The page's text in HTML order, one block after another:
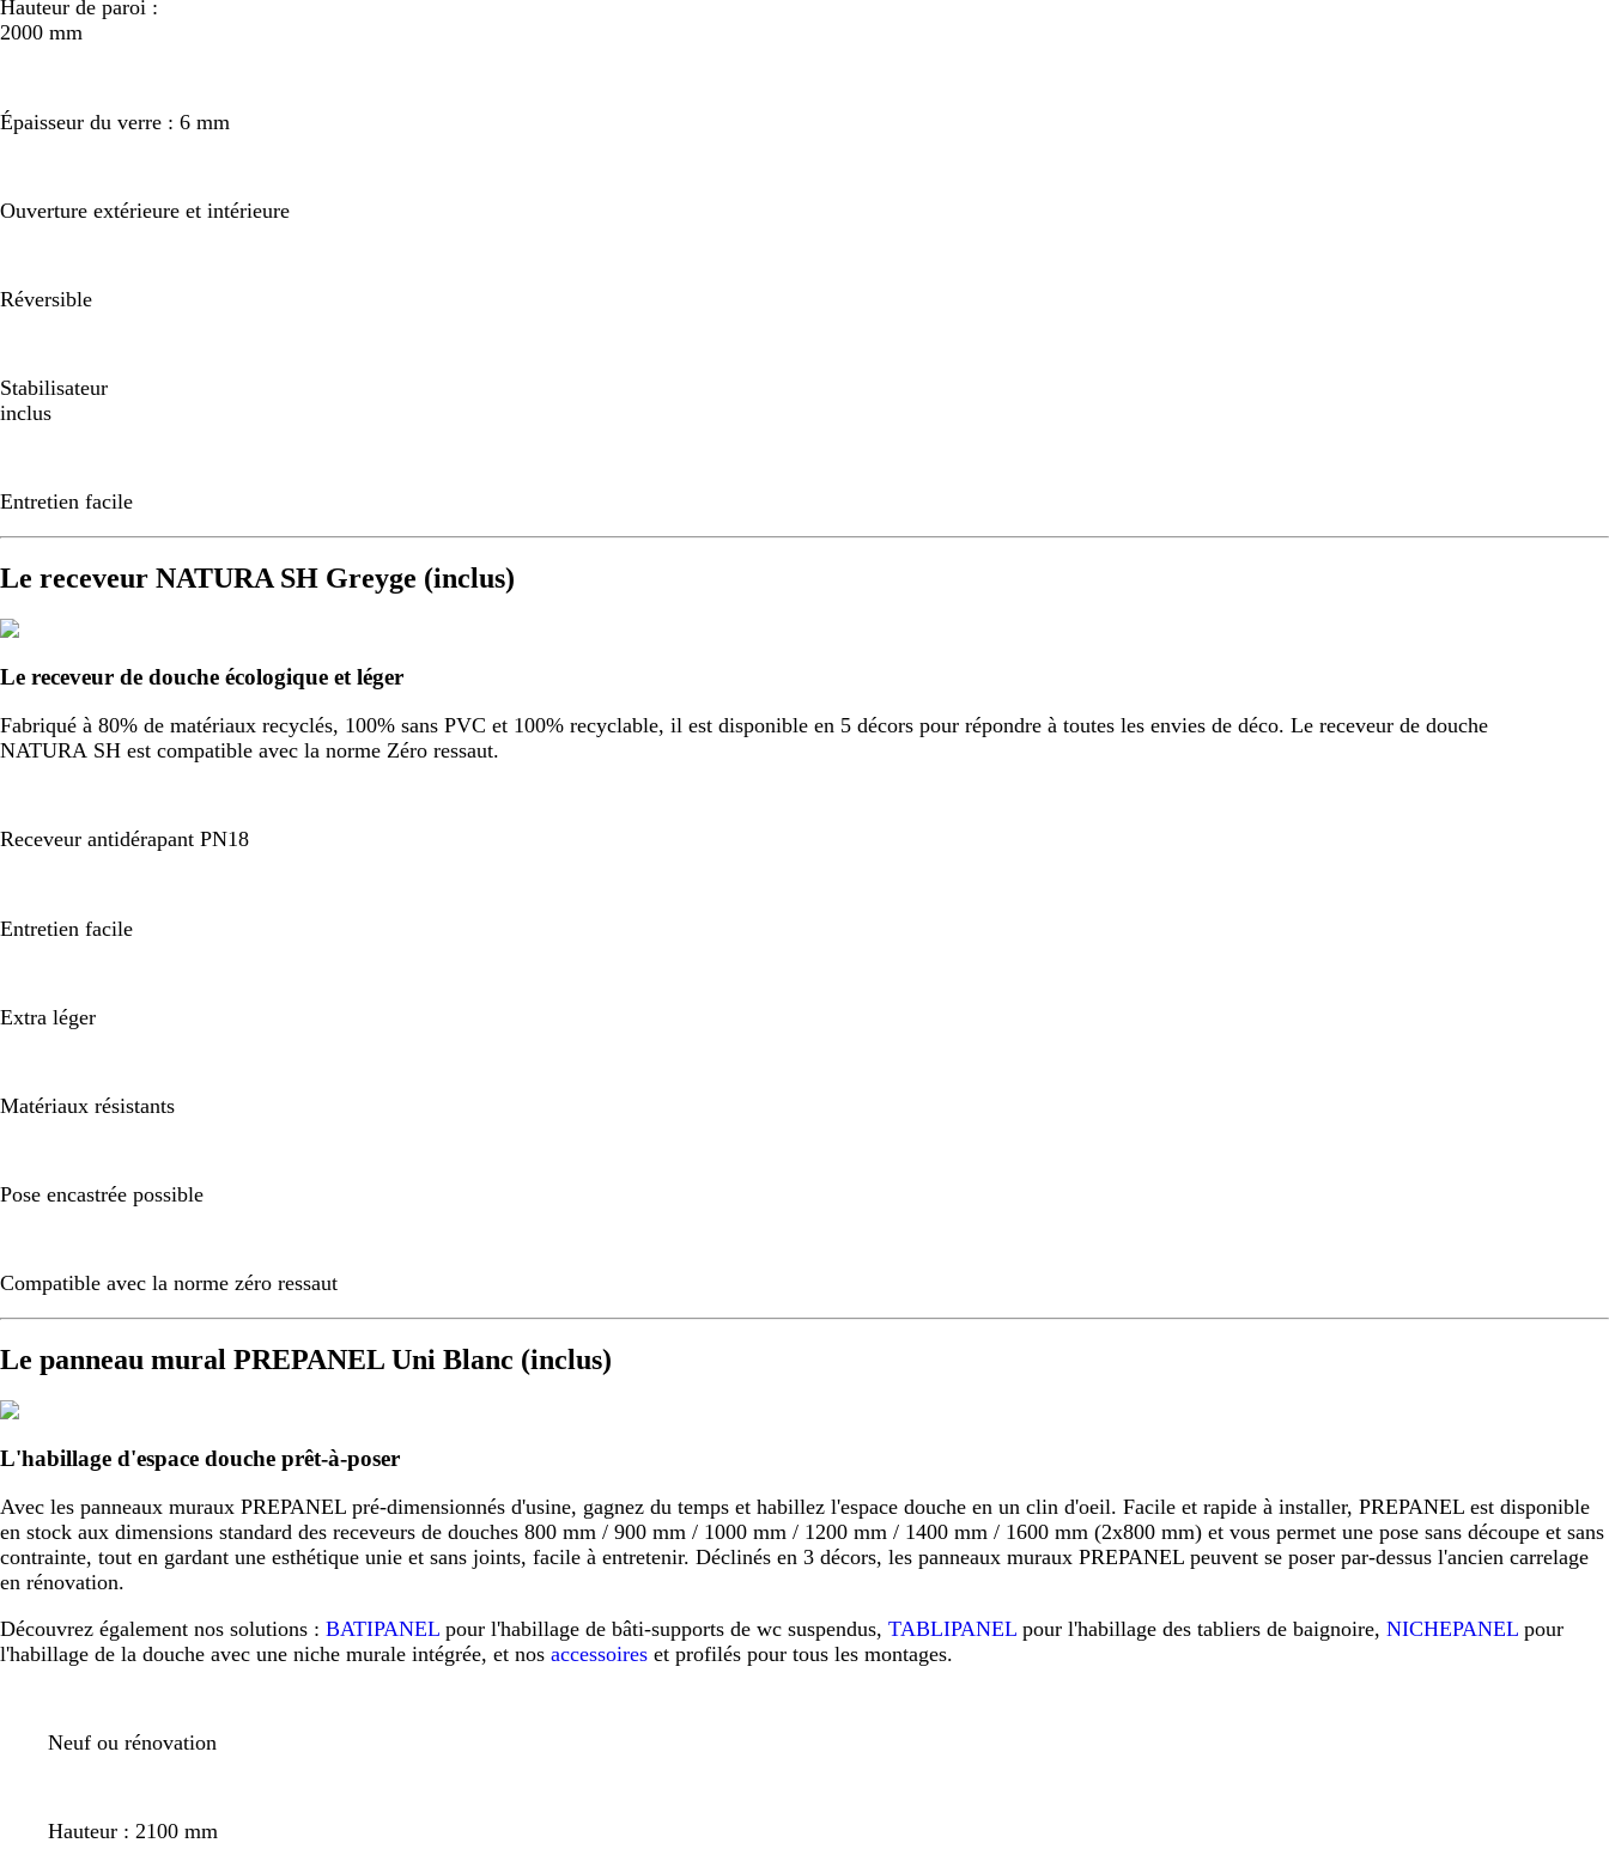
Hauteur de paroi :
2000 mm
Épaisseur du verre : 6 mm
Ouverture extérieure et intérieure
Réversible
Stabilisateur
inclus
Entretien facile
Le receveur NATURA SH Greyge (inclus)
Le receveur de douche écologique et léger
Fabriqué à 80% de matériaux recyclés, 100% sans PVC et 100% recyclable, il est disponible en 5 décors pour répondre à toutes les envies de déco. Le receveur de douche
NATURA SH est compatible avec la norme Zéro ressaut.
Receveur antidérapant PN18
Entretien facile
Extra léger
Matériaux résistants
Pose encastrée possible
Compatible avec la norme zéro ressaut
Le panneau mural PREPANEL Uni Blanc (inclus)
L'habillage d'espace douche prêt-à-poser
Avec les panneaux muraux PREPANEL pré-dimensionnés d'usine, gagnez du temps et habillez l'espace douche en un clin d'oeil. Facile et rapide à installer, PREPANEL est disponible
en stock aux dimensions standard des receveurs de douches 800 mm / 900 mm / 1000 mm / 1200 mm / 1400 mm / 1600 mm (2x800 mm) et vous permet une pose sans découpe et sans
contrainte, tout en gardant une esthétique unie et sans joints, facile à entretenir. Déclinés en 3 décors, les panneaux muraux PREPANEL peuvent se poser par-dessus l'ancien carrelage
en rénovation.
Découvrez également nos solutions : BATIPANEL pour l'habillage de bâti-supports de wc suspendus, TABLIPANEL pour l'habillage des tabliers de baignoire, NICHEPANEL pour
l'habillage de la douche avec une niche murale intégrée, et nos accessoires et profilés pour tous les montages.
Neuf ou rénovation
Hauteur : 2100 mm